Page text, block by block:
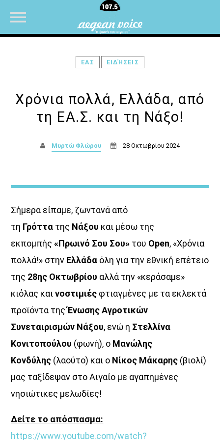
ΜΟΥΣΙΚΗ
ΕΑΣ ΕΙΔΉΣΕΙΣ
Χρόνια πολλά, Ελλάδα, από
τη ΕΑ.Σ. και τη Νάξο!
Μυρτώ Φλώρου 28 Οκτωβρίου 2024
Σήμερα είπαμε, ζωντανά από
τη Γρόττα της Νάξου και μέσω της
εκπομπής«Πρωινό Σου Σου» του Open, «Χρόνια
πολλά!» στην Ελλάδα όλη για την εθνική επέτειο
της 28ης Οκτωβρίου αλλά την «κεράσαμε»
κιόλας καινοστιμιές φτιαγμένες με τα εκλεκτά
προϊόντα τηςΈνωσης Αγροτικών
Συνεταιρισμών Νάξου, ενώ η Στελλίνα
Κονιτοπούλου (φωνή), ο Μανώλης
Κονδύλης (λαούτο) και ο Νίκος Μάκαρης (βιολί)
μας ταξίδεψαν στο Αιγαίο με αγαπημένες
νησιώτικες μελωδίες!
Δείτε το απόσπασμα:
https://www.youtube.com/watch?